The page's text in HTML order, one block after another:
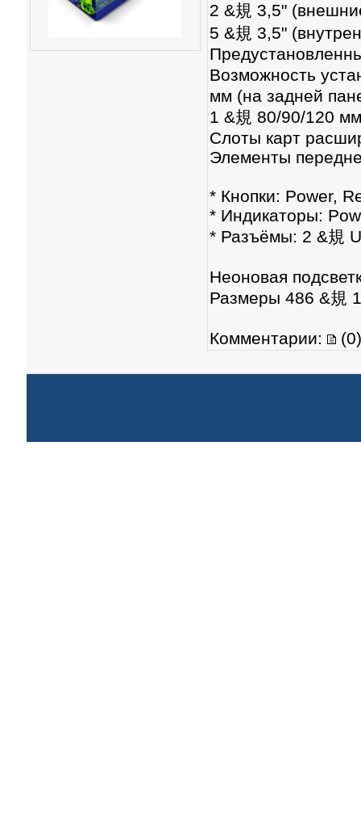
2 &規 3,5"
5 &規 3,5"
Возможность
мм (на задней
1 &規 80/90/120
Слоты карт
Элементы
* Кнопки: Power,
* Индикаторы:
* Разъёмы: 2 &規
Неоновая
Размеры 486 &規
Комментарии: (0)